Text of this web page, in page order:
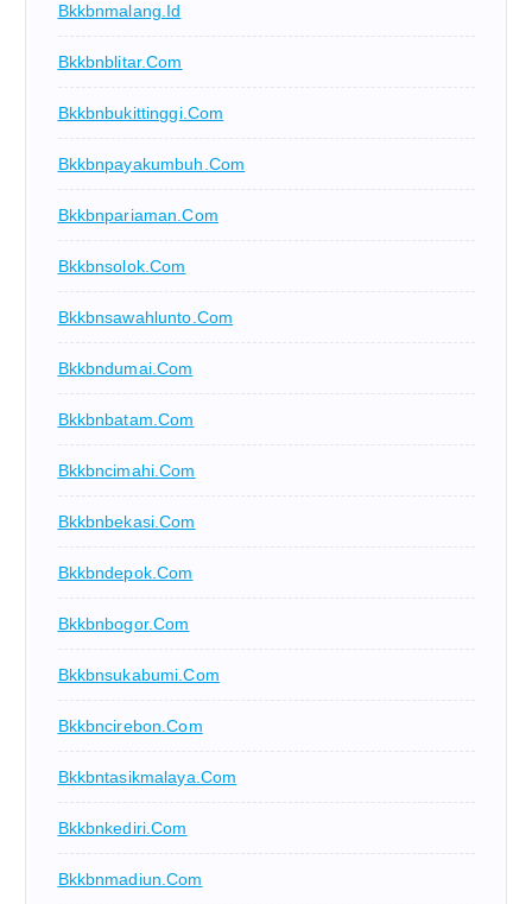
Bkkbnmalang.id
Bkkbnblitar.com
Bkkbnbukittinggi.com
Bkkbnpayakumbuh.com
Bkkbnpariaman.com
Bkkbnsolok.com
Bkkbnsawahlunto.com
Bkkbndumai.com
Bkkbnbatam.com
Bkkbncimahi.com
Bkkbnbekasi.com
Bkkbndepok.com
Bkkbnbogor.com
Bkkbnsukabumi.com
Bkkbncirebon.com
Bkkbntasikmalaya.com
Bkkbnkediri.com
Bkkbnmadiun.com